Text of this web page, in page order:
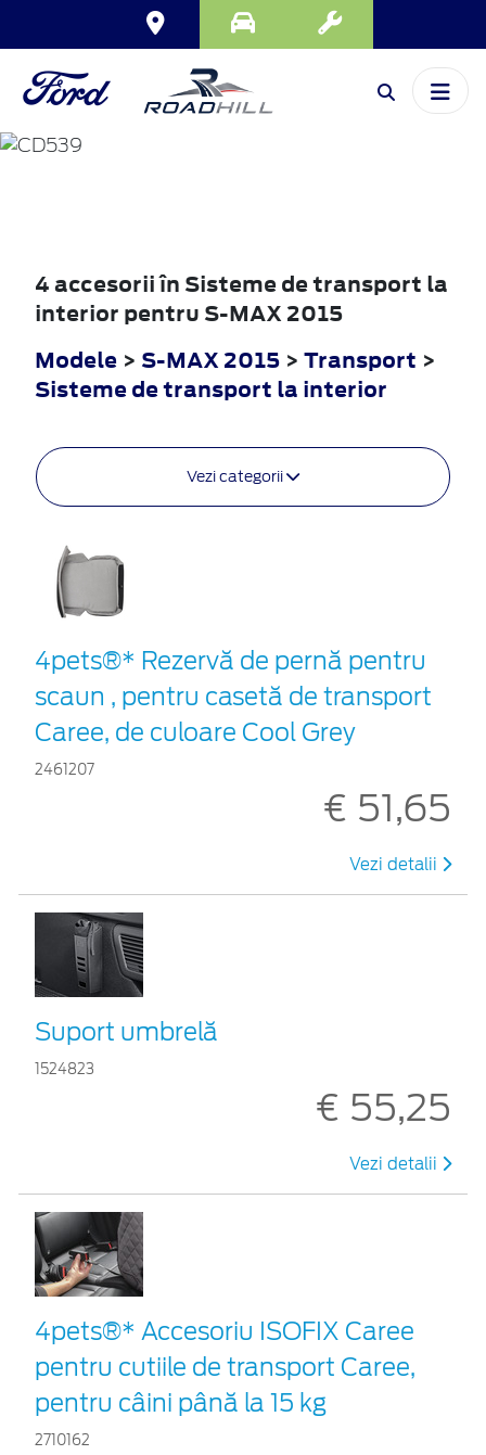
S-MAX
4 accesorii în Sisteme de transport la
interior pentru S-MAX 2015
Modele > S-MAX 2015 > Transport >
Sisteme de transport la interior
Vezi categorii
4pets®* Rezervă de pernă pentru
scaun , pentru casetă de transport
Caree, de culoare Cool Grey
2461207
€ 51,65
Vezi detalii
Suport umbrelă
1524823
€ 55,25
Vezi detalii
4pets®* Accesoriu ISOFIX Caree
pentru cutiile de transport Caree,
pentru câini până la 15 kg
2710162